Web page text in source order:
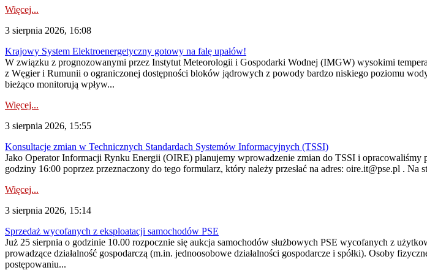
Więcej...
3 sierpnia 2026, 16:08
Krajowy System Elektroenergetyczny gotowy na falę upałów!
W związku z prognozowanymi przez Instytut Meteorologii i Gospodarki Wodnej (IMGW) wysokimi
z Węgier i Rumunii o ograniczonej dostępności bloków jądrowych z powody bardzo niskiego poziomu
bieżąco monitorują wpływ...
Więcej...
3 sierpnia 2026, 15:55
Konsultacje zmian w Technicznych Standardach Systemów Informacyjnych (TSSI)
Jako Operator Informacji Rynku Energii (OIRE) planujemy wprowadzenie zmian do TSSI i
godziny 16:00 poprzez przeznaczony do tego formularz, który należy przesłać na adres: oire.it@pse.pl .
Więcej...
3 sierpnia 2026, 15:14
Sprzedaż wycofanych z eksploatacji samochodów PSE
Już 25 sierpnia o godzinie 10.00 rozpocznie się aukcja samochodów służbowych PSE wycofanych z
prowadzące działalność gospodarczą (m.in. jednoosobowe działalności gospodarcze i spółki). Osoby
postępowaniu...